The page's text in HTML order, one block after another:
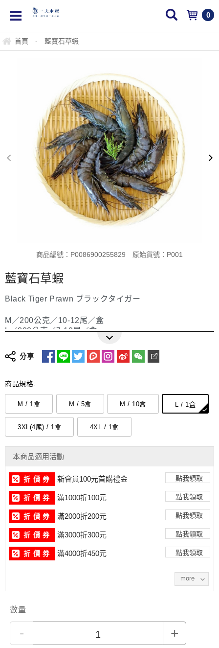
0
首頁 - 藍寶石草蝦
商品編號：P0086900255829 原始貨號：P001
藍寶石草蝦
Black Tiger Prawn ブラックタイガー
M／200公克／10-12尾／盒
L／200公克／7-10尾／盒
2XL／200公克／5-6尾／盒
3XL／200公克／3-4尾／盒
Size/Package: M (200g / 10-12 pcs) / 1 box
Size/Package: L (200g / 7-10 pcs) / 1 box
Size/Package: XL (200g / 6-7 pcs) / 1 box
Size/Package: 2XL (200g / 5-6 pcs) / 1 box
Size/Package: 3XL (200g / 3-4 pcs) / 1 box
Product Status: Whole round・Flash frozen
サイズ／梱包：M（200g / 10-12尾）/ 1箱入
サイズ／梱包：L（200g / 7-10尾）/ 1箱入
サイズ／梱包：XL（200g / 6-7尾）/ 1箱入
サイズ／梱包：2XL（200g / 5-6尾）/ 1箱入
サイズ／梱包：3XL（200g / 3-4尾）/ 1箱入
サイズ／梱包：4XL（200g / 2尾）/ 1箱入
製品状態：丸ごと・急速冷凍
分享
商品規格:
M / 1盒 M / 5盒 M / 10盒 L / 1盒
3XL(4尾) / 1盒 4XL / 1盒
本商品適用活動
折 價 券 新會員100元首購禮金 點我領取
折 價 券 滿1000折100元 點我領取
折 價 券 滿2000折200元 點我領取
折 價 券 滿3000折300元 點我領取
折 價 券 滿4000折450元 點我領取
more
數量
- +